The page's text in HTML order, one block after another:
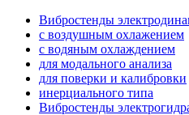
Вибростенды
с воздушным охлажением
с водяным охлаждением
для модального анализа
для поверки и калибровки
инерциального типа
Вибростенды